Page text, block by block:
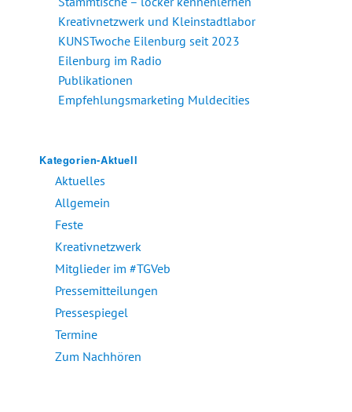
Kreativnetzwerk und Kleinstadtlabor
KUNSTwoche Eilenburg seit 2023
Eilenburg im Radio
Publikationen
Empfehlungsmarketing Muldecities
Kategorien-Aktuell
Aktuelles
Allgemein
Feste
Kreativnetzwerk
Mitglieder im #TGVeb
Pressemitteilungen
Pressespiegel
Termine
Zum Nachhören